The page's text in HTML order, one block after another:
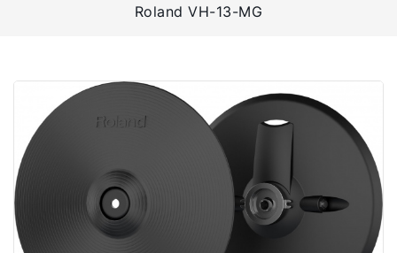
Roland VH-13-MG